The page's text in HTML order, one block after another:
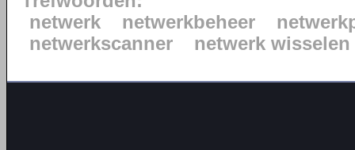
netwerk
netwerkbeheer
netwerkscanner
netwerk wisselen